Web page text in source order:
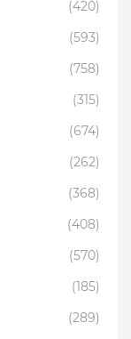
(420)
(593)
(758)
(315)
(674)
(262)
(368)
(408)
(570)
(185)
(289)